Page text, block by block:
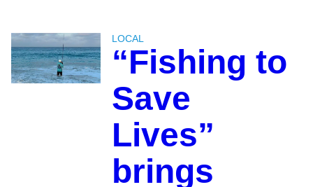
LOCAL
“Fishing to
Save
Lives”
brings